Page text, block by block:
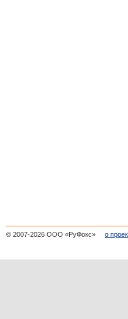
© 2007-2026 ООО «РуФокс» о